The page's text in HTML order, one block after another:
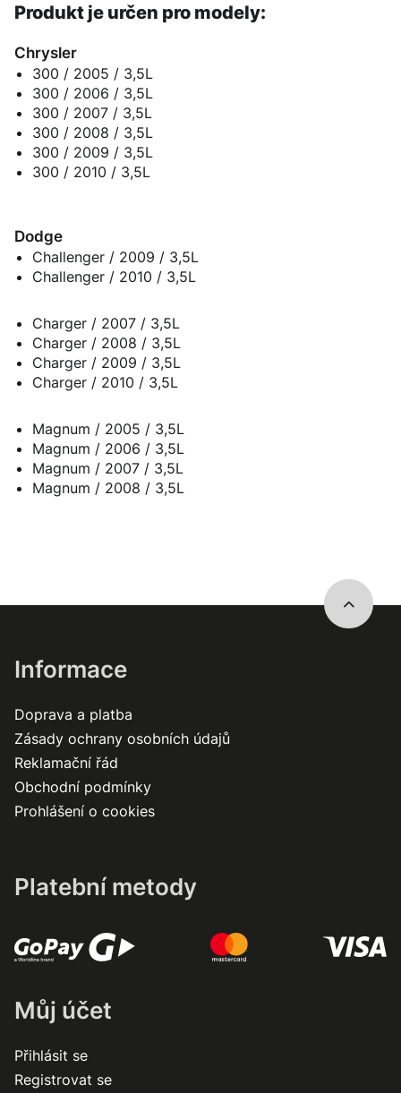
Produkt je určen pro modely:
Chrysler
300 / 2005 / 3,5L
300 / 2006 / 3,5L
300 / 2007 / 3,5L
300 / 2008 / 3,5L
300 / 2009 / 3,5L
300 / 2010 / 3,5L
Dodge
Challenger / 2009 / 3,5L
Challenger / 2010 / 3,5L
Charger / 2007 / 3,5L
Charger / 2008 / 3,5L
Charger / 2009 / 3,5L
Charger / 2010 / 3,5L
Magnum / 2005 / 3,5L
Magnum / 2006 / 3,5L
Magnum / 2007 / 3,5L
Magnum / 2008 / 3,5L
Informace
Doprava a platba
Zásady ochrany osobních údajů
Reklamační řád
Obchodní podmínky
Prohlášení o cookies
Platební metody
Můj účet
Přihlásit se
Registrovat se